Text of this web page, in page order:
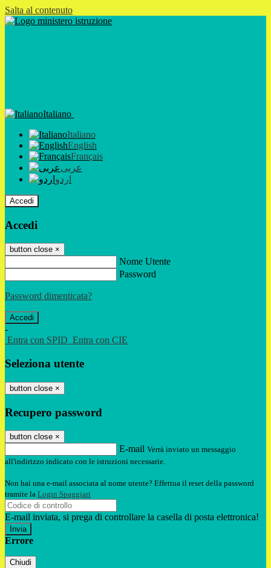
Salta al contenuto
Italiano
Italiano
English
Français
عربى
اردو
Accedi
Accedi
button close ×
Nome Utente
Password
Password dimenticata?
-
Entra con SPID Entra con CIE
Seleziona utente
button close ×
Recupero password
button close ×
E-mail Verrà inviato un messaggio
all'indirizzo indicato con le istruzioni necessarie.
Non hai una e-mail associata al nome utente? Effettua il reset della password
tramite la Login Spaggiari
E-mail inviata, si prega di controllare la casella di posta elettronica!
Errore
Chiudi